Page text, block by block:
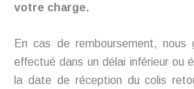
votre charge.
En cas de remboursement, nous
effectué dans un délai inférieur ou
la date de réception du colis